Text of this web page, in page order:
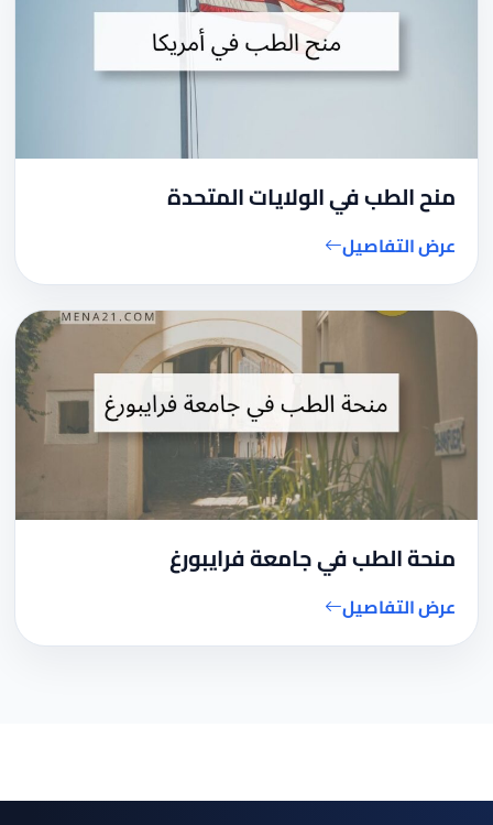
منح الطب في الولايات المتحدة
عرض التفاصيل
منحة الطب في جامعة فرايبورغ
عرض التفاصيل